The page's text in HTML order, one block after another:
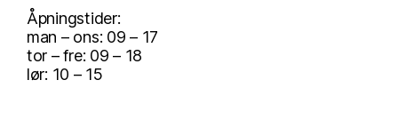
Åpningstider:
man – ons: 09 – 17
tor – fre: 09 – 18
lør: 10 – 15